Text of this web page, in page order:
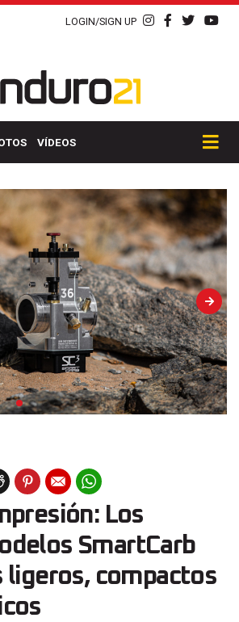
LOGIN/SIGN UP
VÍDEOS
Los
SmartCarb
ligeros, compactos